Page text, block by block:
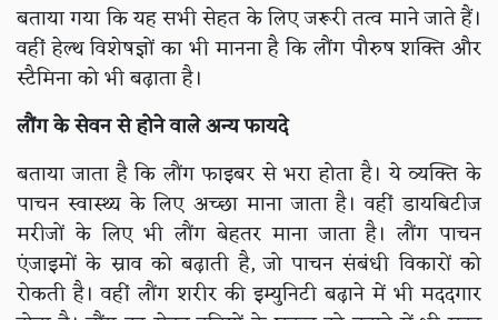
बताया गया कि यह सभी सेहत के लिए जरूरी तत्व माने जाते हैं।
वहीं हेल्थ विशेषज्ञों का भी मानना है कि लौंग पौरुष शक्ति और
स्टैमिना को भी बढ़ाता है।
लौंग के सेवन से होने वाले अन्य फायदे
बताया जाता है कि लौंग फाइबर से भरा होता है। ये व्यक्ति के
पाचन स्वास्थ्य के लिए अच्छा माना जाता है। वहीं डायबिटीज
मरीजों के लिए भी लौंग बेहतर माना जाता है। लौंग पाचन
एंजाइमों के स्राव को बढ़ाती है, जो पाचन संबंधी विकारों को
रोकती है। वहीं लौंग शरीर की इम्युनिटी बढ़ाने में भी मददगार